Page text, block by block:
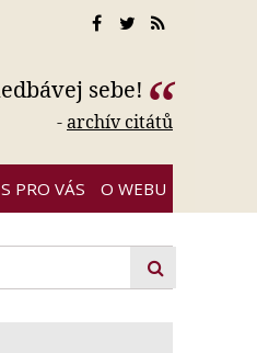
sebe!
-archív citátů
PRO VÁS O WEBU